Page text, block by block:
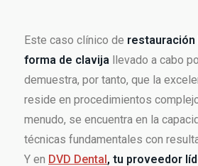
Este caso clínico de
forma de clavija llevado a cabo
demuestra, por tanto, que la
reside en procedimientos
menudo, se encuentra en la
técnicas fundamentales con
Y en DVD Dental, tu proveedor